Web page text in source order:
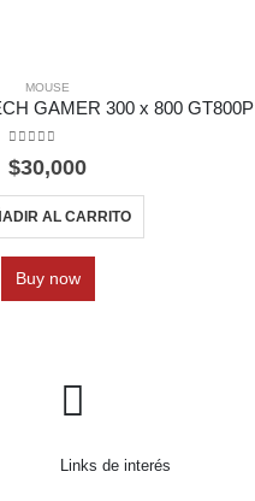
MOUSE
GAMER 300 x 800 GT800P
0
$30,000
AL CARRITO
Buy now
Links de interés